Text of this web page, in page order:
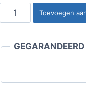
Slaggewicht
aluminium
5
Toevoegen